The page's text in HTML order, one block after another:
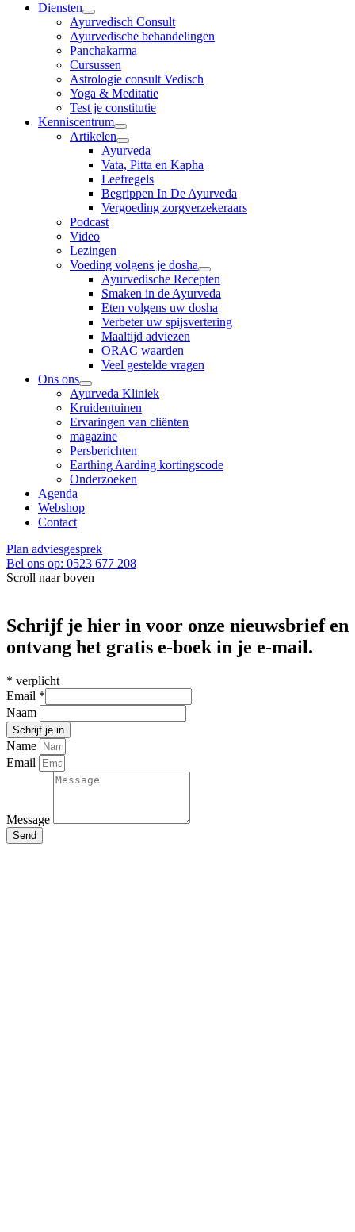
Diensten
Ayurvedisch Consult
Ayurvedische behandelingen
Panchakarma
Cursussen
Astrologie consult Vedisch
Yoga & Meditatie
Test je constitutie
Kenniscentrum
Artikelen
Ayurveda
Vata, Pitta en Kapha
Leefregels
Begrippen In De Ayurveda
Vergoeding zorgverzekeraars
Podcast
Video
Lezingen
Voeding volgens je dosha
Ayurvedische Recepten
Smaken in de Ayurveda
Eten volgens uw dosha
Verbeter uw spijsvertering
Maaltijd adviezen
ORAC waarden
Veel gestelde vragen
Ons ons
Ayurveda Kliniek
Kruidentuinen
Ervaringen van cliënten
magazine
Persberichten
Earthing Aarding kortingscode
Onderzoeken
Agenda
Webshop
Contact
Plan adviesgesprek
Bel ons op: 0523 677 208
Scroll naar boven
Schrijf je hier in voor onze nieuwsbrief en
ontvang het gratis e-boek in je e-mail.
* verplicht
Email *
Naam
Name
Email
Message
Send